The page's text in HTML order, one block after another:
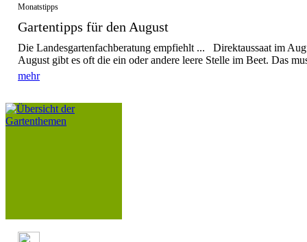
Monatstipps
Gartentipps für den August
Die Landesgartenfachberatung empfiehlt ... Direktaussaat im
August gibt es oft die ein oder andere leere Stelle im Beet. Das
mehr